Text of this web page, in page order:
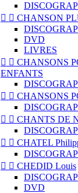
  CHANSON
DVD
LIVRES
  CHANSONS
ENFANTS
  CHANSONS
  CHANTS DE
  CHATEL
  CHEDID Louis
DVD